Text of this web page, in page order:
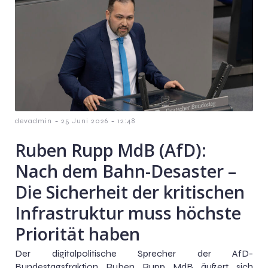
devadmin - 25 Juni 2026 - 12:48
Ruben Rupp MdB (AfD):
Nach dem Bahn-Desaster –
Die Sicherheit der kritischen
Infrastruktur muss höchste
Priorität haben
Der digitalpolitische Sprecher der AfD-